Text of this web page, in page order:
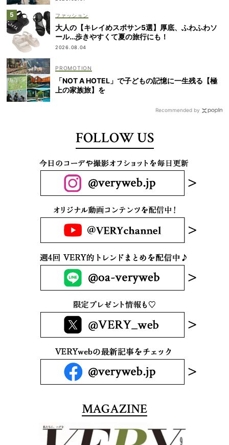
ファッション
大人の【キレイめスポサン5選】厚底、ふわふわソ
ール…歩きやすくて夏の旅行にも！
2026.08.04
「NOT A HOTEL」で子どもの記憶に一生残る【極
上の家族旅】を
Recommended by
FOLLOW US
MAGAZINE